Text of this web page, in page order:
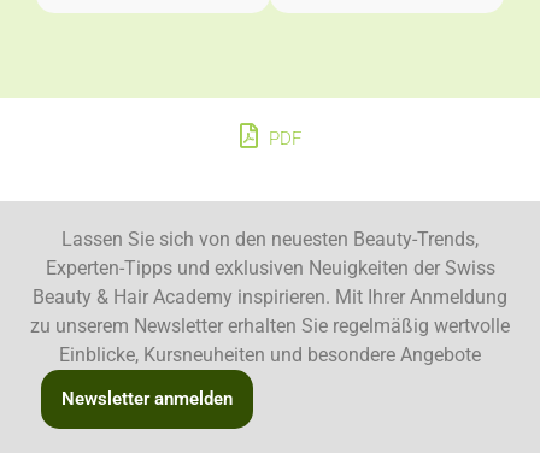
PDF
Lassen Sie sich von den neuesten Beauty-Trends,
Experten-Tipps und exklusiven Neuigkeiten der Swiss
Beauty & Hair Academy inspirieren. Mit Ihrer Anmeldung
zu unserem Newsletter erhalten Sie regelmäßig wertvolle
Einblicke, Kursneuheiten und besondere Angebote
Newsletter anmelden